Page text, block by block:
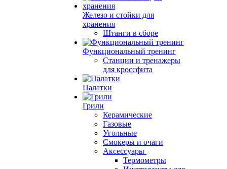
Железо и стойки для
хранения
Штанги в сборе
Функциональный тренинг
Станции и тренажеры
для кроссфита
Палатки
Грили
Керамические
Газовые
Угольные
Смокеры и очаги
Аксессуары
Термометры